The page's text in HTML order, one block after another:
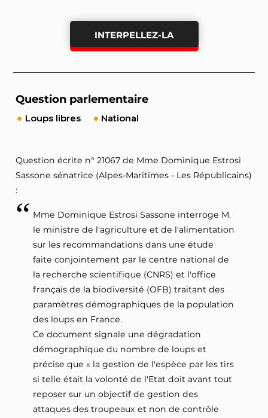
INTERPELLEZ-LA
Question parlementaire
Loups libres National
Question écrite n° 21067 de Mme Dominique Estrosi
Sassone sénatrice (Alpes-Maritimes - Les Républicains)
:
Mme Dominique Estrosi Sassone interroge M.
le ministre de l'agriculture et de l'alimentation
sur les recommandations dans une étude
faite conjointement par le centre national de
la recherche scientifique (CNRS) et l'office
français de la biodiversité (OFB) traitant des
paramètres démographiques de la population
des loups en France.
Ce document signale une dégradation
démographique du nombre de loups et
précise que « la gestion de l'espèce par les tirs
si telle était la volonté de l'Etat doit avant tout
reposer sur un objectif de gestion des
attaques des troupeaux et non de contrôle